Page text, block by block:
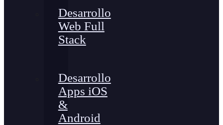
Desarrollo
Web Full
Stack
Desarrollo
Apps iOS
&
Android